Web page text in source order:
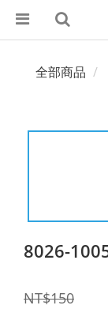
全部商品
8026-
NT$150